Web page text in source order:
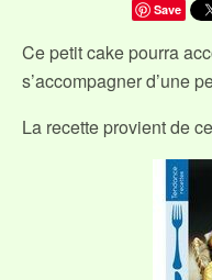
Save
Ce petit cake pourra
s’accompagner d’une
La recette provient de